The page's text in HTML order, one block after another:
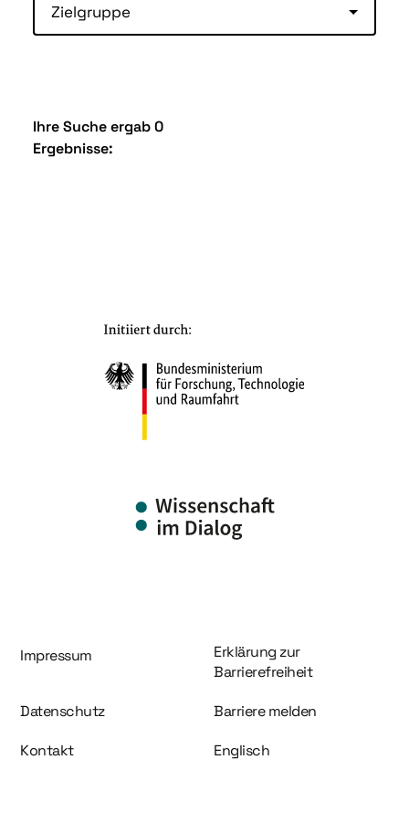
Zielgruppe
Ihre Suche ergab 0
Ergebnisse:
Information und Service
Impressum
Erklärung zur
Barrierefreiheit
Datenschutz Barriere melden
Kontakt Englisch